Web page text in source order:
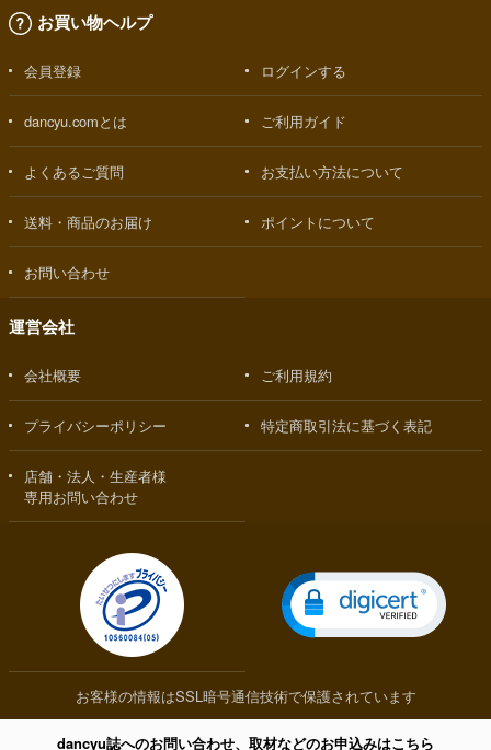
お買い物ヘルプ
会員登録 ログインする
dancyu.comとは ご利用ガイド
よくあるご質問 お支払い方法について
送料・商品のお届け ポイントについて
お問い合わせ
運営会社
会社概要 ご利用規約
プライバシーポリシー 特定商取引法に基づく表記
店舗・法人・生産者様
専用お問い合わせ
お客様の情報はSSL暗号通信技術で保護されています
dancyu誌へのお問い合わせ、取材などのお申込みはこちら